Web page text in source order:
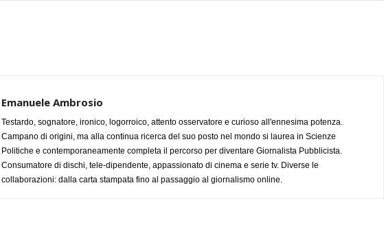
Emanuele Ambrosio
Testardo, sognatore, ironico, logorroico, attento osservatore e curioso all'ennesima potenza.
Campano di origini, ma alla continua ricerca del suo posto nel mondo si laurea in Scienze
Politiche e contemporaneamente completa il percorso per diventare Giornalista Pubblicista.
Consumatore di dischi, tele-dipendente, appassionato di cinema e serie tv. Diverse le
collaborazioni: dalla carta stampata fino al passaggio al giornalismo online.